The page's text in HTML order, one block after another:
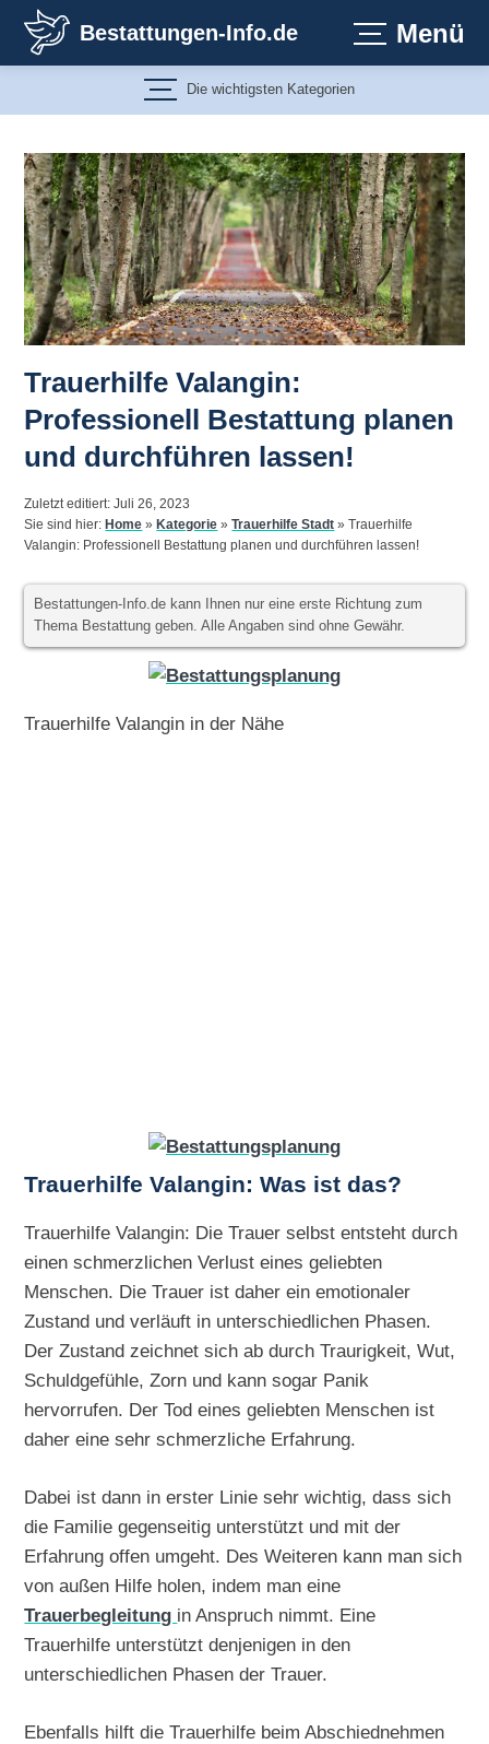
Inhalt
springen
Bestattungen-Info.de Menü
Die wichtigsten Kategorien
Trauerhilfe Valangin:
Professionell Bestattung planen
und durchführen lassen!
Zuletzt editiert: Juli 26, 2023
Sie sind hier:Home »Kategorie »Trauerhilfe Stadt »Trauerhilfe
Valangin: Professionell Bestattung planen und durchführen lassen!
Bestattungen-Info.de kann Ihnen nur eine erste Richtung zum
Thema Bestattung geben. Alle Angaben sind ohne Gewähr.
Trauerhilfe Valangin in der Nähe
Trauerhilfe Valangin: Was ist das?
Trauerhilfe Valangin: Die Trauer selbst entsteht durch
einen schmerzlichen Verlust eines geliebten
Menschen. Die Trauer ist daher ein emotionaler
Zustand und verläuft in unterschiedlichen Phasen.
Der Zustand zeichnet sich ab durch Traurigkeit, Wut,
Schuldgefühle, Zorn und kann sogar Panik
hervorrufen. Der Tod eines geliebten Menschen ist
daher eine sehr schmerzliche Erfahrung.
Dabei ist dann in erster Linie sehr wichtig, dass sich
die Familie gegenseitig unterstützt und mit der
Erfahrung offen umgeht. Des Weiteren kann man sich
von außen Hilfe holen, indem man eine
Trauerbegleitung in Anspruch nimmt. Eine
Trauerhilfe unterstützt denjenigen in den
unterschiedlichen Phasen der Trauer.
Ebenfalls hilft die Trauerhilfe beim Abschiednehmen